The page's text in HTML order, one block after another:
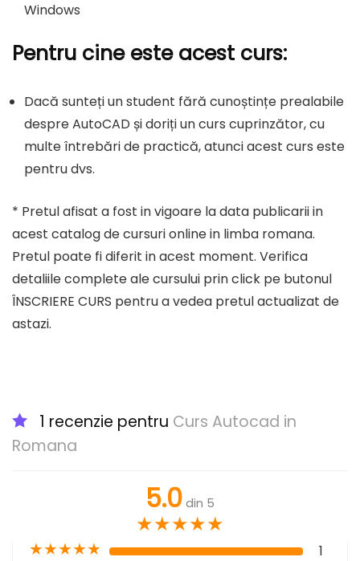
Windows
Pentru cine este acest curs:
Dacă sunteți un student fără cunoștințe prealabile
despre AutoCAD și doriți un curs cuprinzător, cu
multe întrebări de practică, atunci acest curs este
pentru dvs.
* Pretul afisat a fost in vigoare la data publicarii in
acest catalog de cursuri online in limba romana.
Pretul poate fi diferit in acest moment. Verifica
detaliile complete ale cursului prin click pe butonul
ÎNSCRIERE CURS pentru a vedea pretul actualizat de
astazi.
1 recenzie pentru Curs Autocad in
Romana
5.0 din 5
★★★★★
★★★★★ 1